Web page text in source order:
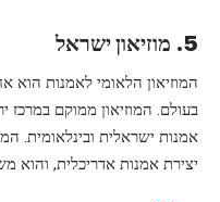
5. מוזיאון ישראל
המוזיאון הלאומי לאמנות הוא
בעולם. המוזיאון ממוקם במרכז
אמנות ישראלית ובינלאומית.
יצירת אמנות אדריכלית,